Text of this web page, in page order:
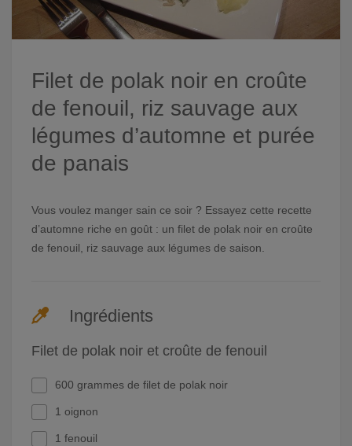
Filet de polak noir en croûte
de fenouil, riz sauvage aux
légumes d’automne et purée
de panais
Vous voulez manger sain ce soir ? Essayez cette recette
d’automne riche en goût : un filet de polak noir en croûte
de fenouil, riz sauvage aux légumes de saison.
Ingrédients
Filet de polak noir et croûte de fenouil
600 grammes de filet de polak noir
1 oignon
1 fenouil